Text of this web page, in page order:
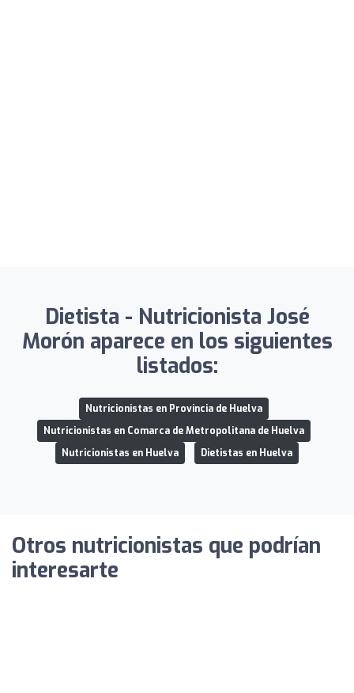
Dietista - Nutricionista José
Morón aparece en los siguientes
listados:
Nutricionistas en Provincia de Huelva
Nutricionistas en Comarca de Metropolitana de Huelva
Nutricionistas en Huelva
Dietistas en Huelva
Otros nutricionistas que podrían
interesarte